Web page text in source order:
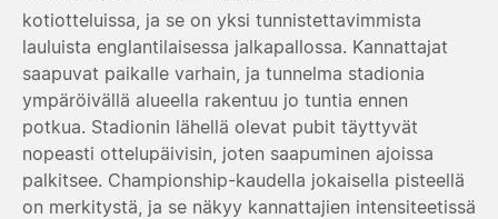
kotiotteluissa, ja se on yksi tunnistettavimmista
lauluista englantilaisessa jalkapallossa. Kannattajat
saapuvat paikalle varhain, ja tunnelma stadionia
ympäröivällä alueella rakentuu jo tuntia ennen
potkua. Stadionin lähellä olevat pubit täyttyvät
nopeasti ottelupäivisin, joten saapuminen ajoissa
palkitsee. Championship-kaudella jokaisella pisteellä
on merkitystä, ja se näkyy kannattajien intensiteetissä